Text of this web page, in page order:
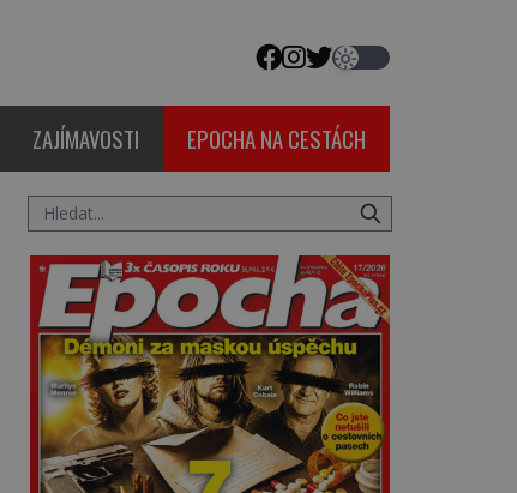
ZAJÍMAVOSTI EPOCHA NA CESTÁCH